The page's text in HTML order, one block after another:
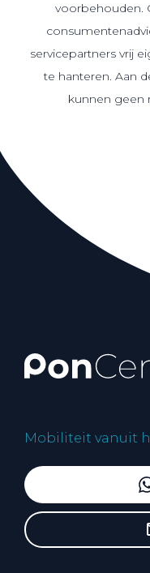
voorbehouden.
servicepartners vrij
te hanteren. Aan
kunnen geen
Mobiliteit vanuit